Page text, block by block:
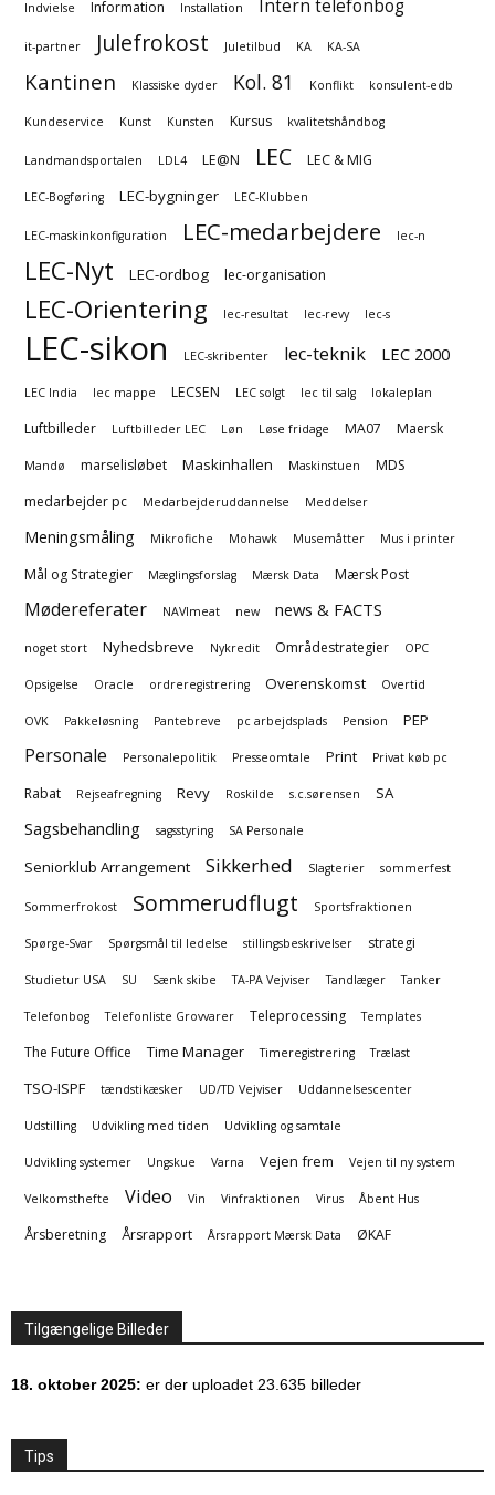
Indvielse Information Installation Intern telefonbog
it-partner Julefrokost Juletilbud KA KA-SA
Kantinen Klassiske dyder Kol. 81 Konflikt konsulent-edb
Kundeservice Kunst Kunsten Kursus kvalitetshåndbog
Landmandsportalen LDL4 LE@N LEC LEC & MIG
LEC-Bogføring LEC-bygninger LEC-Klubben
LEC-maskinkonfiguration LEC-medarbejdere lec-n
LEC-Nyt LEC-ordbog lec-organisation
LEC-Orientering lec-resultat lec-revy lec-s
LEC-sikon LEC-skribenter lec-teknik LEC 2000
LEC India lec mappe LECSEN LEC solgt lec til salg lokaleplan
Luftbilleder Luftbilleder LEC Løn Løse fridage MA07 Maersk
Mandø marselisløbet Maskinhallen Maskinstuen
MDS
medarbejder pc
Medarbejderuddannelse Meddelser
Meningsmåling Mikrofiche Mohawk Musemåtter Mus i printer
Mål og Strategier Mæglingsforslag Mærsk Data Mærsk Post
Mødereferater NAVImeat new news & FACTS
noget stort Nyhedsbreve Nykredit Områdestrategier OPC
Opsigelse Oracle ordreregistrering Overenskomst Overtid
OVK Pakkeløsning Pantebreve pc arbejdsplads Pension PEP
Personale Personalepolitik Presseomtale Print Privat køb pc
Rabat Rejseafregning Revy Roskilde s.c.sørensen SA
Sagsbehandling sagsstyring SA Personale
Seniorklub Arrangement Sikkerhed Slagterier sommerfest
Sommerfrokost Sommerudflugt Sportsfraktionen
Spørge-Svar Spørgsmål til ledelse stillingsbeskrivelser strategi
Studietur USA SU Sænk skibe TA-PA Vejviser Tandlæger Tanker
Telefonbog Telefonliste Grovvarer Teleprocessing Templates
The Future Office Time Manager Timeregistrering Trælast
TSO-ISPF tændstikæsker UD/TD Vejviser Uddannelsescenter
Udstilling Udvikling med tiden Udvikling og samtale
Udvikling systemer Ungskue Varna Vejen frem Vejen til ny system
Velkomsthefte Video Vin Vinfraktionen Virus Åbent Hus
Årsberetning Årsrapport Årsrapport Mærsk Data ØKAF
Tilgængelige Billeder
18. oktober 2025: er der uploadet 23.635 billeder
Tips